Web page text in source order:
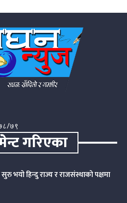
७९
गरिएका
भयो हिन्दु राज्य र राजसंस्थाको पक्षमा